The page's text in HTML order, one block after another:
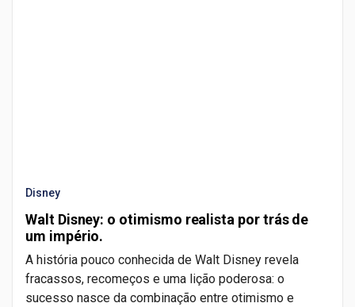
Disney
Walt Disney: o otimismo realista por trás de
um império.
A história pouco conhecida de Walt Disney revela
fracassos, recomeços e uma lição poderosa: o
sucesso nasce da combinação entre otimismo e